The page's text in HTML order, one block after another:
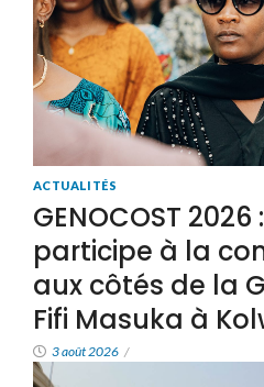
ACTUALITÉS
GENOCOST
participe à la
aux côtés de la
Fifi Masuka à
3 août 2026 /